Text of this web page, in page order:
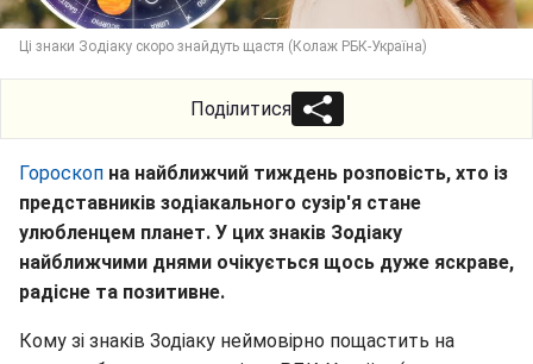
Ці знаки Зодіаку скоро знайдуть щастя (Колаж РБК-Україна)
Поділитися
Гороскоп на найближчий тиждень розповість, хто із
представників зодіакального сузір'я стане
улюбленцем планет. У цих знаків Зодіаку
найближчими днями очікується щось дуже яскраве,
радісне та позитивне.
Кому зі знаків Зодіаку неймовірно пощастить на